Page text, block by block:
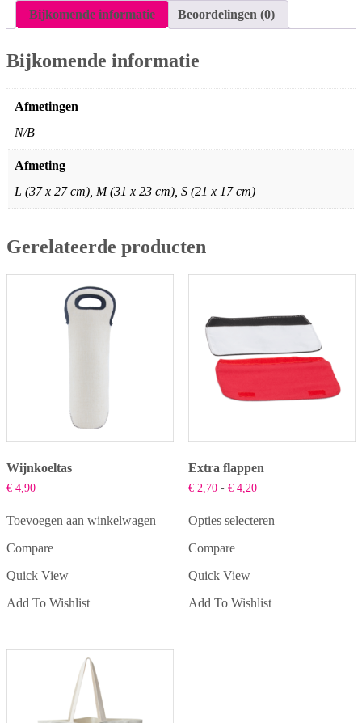
Bijkomende informatie Beoordelingen (0)
Bijkomende informatie
Afmetingen
N/B
Afmeting
L (37 x 27 cm), M (31 x 23 cm), S (21 x 17 cm)
Gerelateerde producten
Wijnkoeltas
€ 4,90
Toevoegen aan winkelwagen
Compare
Quick View
Add To Wishlist
Extra flappen
€2,70 - €4,20Prijsklasse:
€ 4,20
Opties selecteren
product
meerdere
Deze
Compare
Quick View
Add To Wishlist